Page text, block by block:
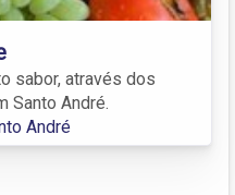
sabor, através dos
Santo André.
André